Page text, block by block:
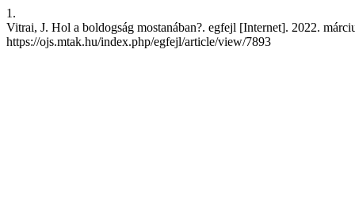
1.
Vitrai, J. Hol a boldogság mostanában?. egfejl [Internet]. 2022.
https://ojs.mtak.hu/index.php/egfejl/article/view/7893